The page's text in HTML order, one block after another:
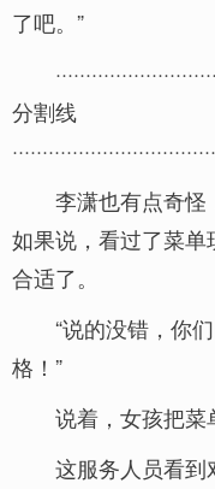
了吧。”
分割线
李潇也有点奇怪
如果说，看过了菜
合适了。
“说的没错，你
格！”
说着，女孩把菜
这服务人员看到